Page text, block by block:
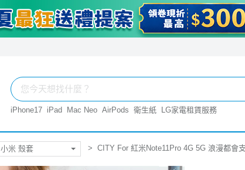
iPhone17 iPad Mac Neo AirPods 衛生紙 LG家電租賃服務
小米 殼套 CITY For 紅米Note11Pro 4G 5G 浪漫都會